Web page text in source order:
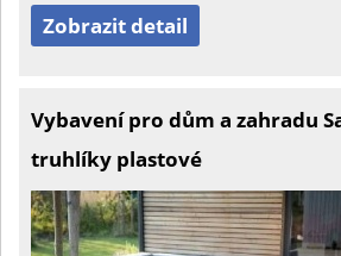
Zobrazit detail
Vybavení pro dům a zahradu
truhlíky plastové